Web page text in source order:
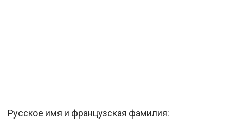
Русское имя и французская фамилия: